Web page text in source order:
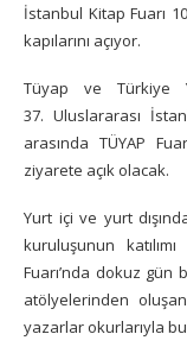
İstanbul Kitap Fuarı
kapılarını açıyor.
Tüyap ve Türkiye
37. Uluslararası
arasında TÜYAP
ziyarete açık olacak.
Yurt içi ve yurt
kuruluşunun
Fuarı’nda dokuz
atölyelerinden
yazarlar okurlarıyla